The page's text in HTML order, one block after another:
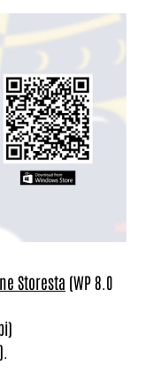
Storesta (WP 8.0